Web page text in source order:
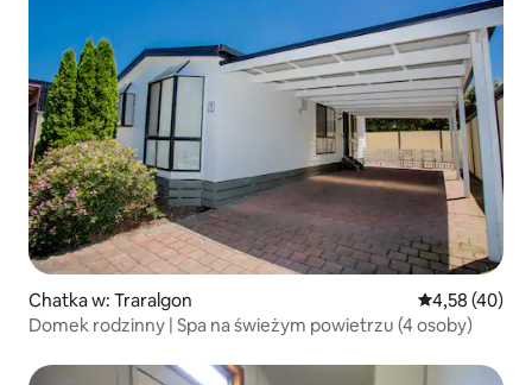
Chatka w: Traralgon Średnia
4,58 (40)
Domek rodzinny | Spa na świeżym powietrzu (4 osoby)